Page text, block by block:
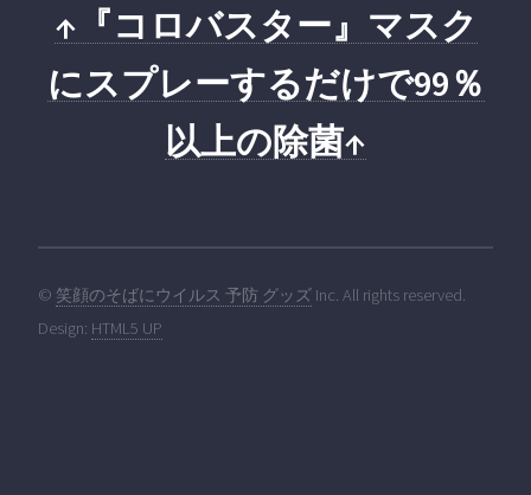
↑『コロバスター』マスク
にスプレーするだけで99％
以上の除菌↑
© 笑顔のそばにウイルス 予防 グッズ Inc. All rights reserved.
Design: HTML5 UP